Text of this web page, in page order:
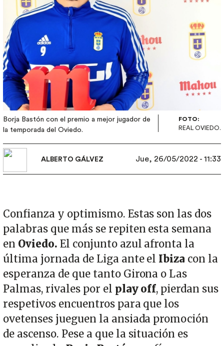
Borja Bastón con el premio a mejor jugador de
la temporada del Oviedo.
FOTO:
REAL OVIEDO.
ALBERTO GÁLVEZ Jue, 26/05/2022 - 11:33
Confianza y optimismo. Estas son las dos
palabras que más se repiten esta semana
en Oviedo. El conjunto azul afronta la
última jornada de Liga ante el Ibiza con la
esperanza de que tanto Girona o Las
Palmas, rivales por el play off, pierdan sus
respetivos encuentros para que los
ovetenses jueguen la ansiada promoción
de ascenso. Pese a que la situación es